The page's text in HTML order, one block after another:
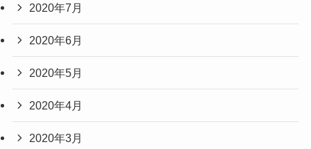
2020年7月
2020年6月
2020年5月
2020年4月
2020年3月